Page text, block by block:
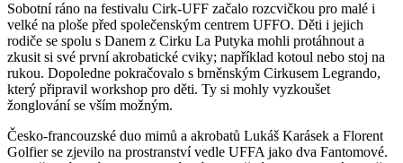
Sobotní ráno na festivalu Cirk-UFF začalo rozcvičkou pro malé i
velké na ploše před společenským centrem UFFO. Děti i jejich
rodiče se spolu s Danem z Cirku La Putyka mohli protáhnout a
zkusit si své první akrobatické cviky; například kotoul nebo stoj na
rukou. Dopoledne pokračovalo s brněnským Cirkusem Legrando,
který připravil workshop pro děti. Ty si mohly vyzkoušet
žonglování se vším možným.
Česko-francouzské duo mimů a akrobatů Lukáš Karásek a Florent
Golfier se zjevilo na prostranství vedle UFFA jako dva Fantomové.